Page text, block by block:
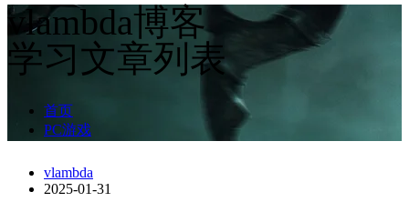
vlambda博客
学习文章列表
首页
PC游戏
vlambda
2025-01-31